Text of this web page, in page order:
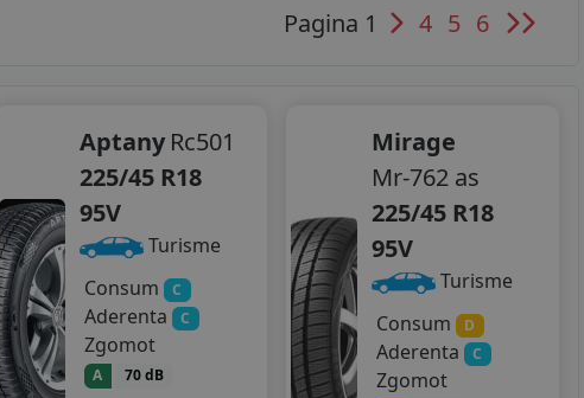
Pagina 1 4 5 6
Aptany Rc501
225/45 R18
95V
Turisme
Consum
C
Aderenta C
Zgomot
A 70 dB
Mirage
Mr-762 as
225/45 R18
95V
Turisme
Consum
D
Aderenta C
Zgomot